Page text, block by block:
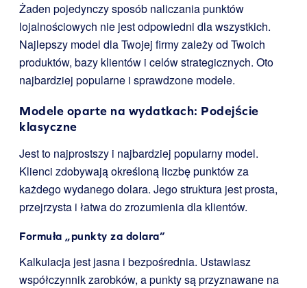
Żaden pojedynczy sposób naliczania punktów
lojalnościowych nie jest odpowiedni dla wszystkich.
Najlepszy model dla Twojej firmy zależy od Twoich
produktów, bazy klientów i celów strategicznych. Oto
najbardziej popularne i sprawdzone modele.
Modele oparte na wydatkach: Podejście
klasyczne
Jest to najprostszy i najbardziej popularny model.
Klienci zdobywają określoną liczbę punktów za
każdego wydanego dolara. Jego struktura jest prosta,
przejrzysta i łatwa do zrozumienia dla klientów.
Formuła „punkty za dolara”
Kalkulacja jest jasna i bezpośrednia. Ustawiasz
współczynnik zarobków, a punkty są przyznawane na